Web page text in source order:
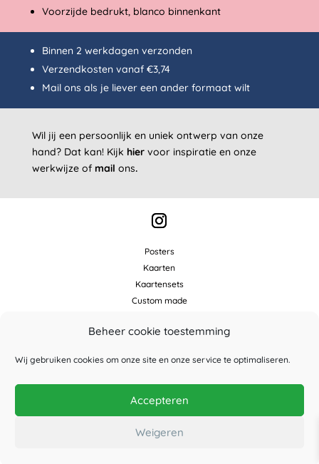
Beheer cookie toestemming
Wij gebruiken cookies om onze site en onze service te optimaliseren.
Accepteren
Weigeren
Voorzijde bedrukt, blanco binnenkant
Binnen 2 werkdagen verzonden
Verzendkosten vanaf €3,74
Mailons als je liever een ander formaat wilt
Wil jij een persoonlijk en uniek ontwerp van onze
hand? Dat kan! Kijk hiervoor inspiratie en onze
werkwijze of mail ons.
Posters
Kaarten
Kaartensets
Custom made
Contact
Wholesale
Contact|Voorwaarden